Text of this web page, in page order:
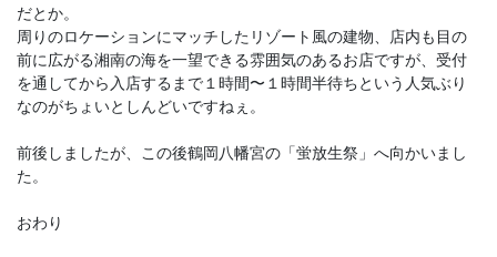
だとか。
周りのロケーションにマッチしたリゾート風の建物、店内も目の
前に広がる湘南の海を一望できる雰囲気のあるお店ですが、受付
を通してから入店するまで１時間〜１時間半待ちという人気ぶり
なのがちょいとしんどいですねぇ。
前後しましたが、この後鶴岡八幡宮の「蛍放生祭」へ向かいまし
た。
おわり